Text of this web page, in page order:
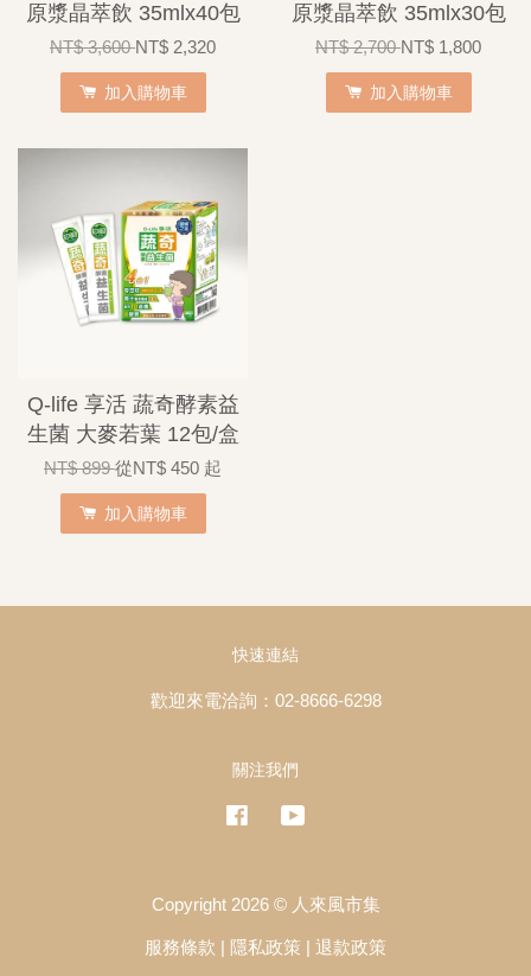
原漿晶萃飲 35mlx40包
NT$ 3,600NT$ 2,320
加入購物車
原漿晶萃飲 35mlx30包
NT$ 2,700NT$ 1,800
加入購物車
Q-life 享活 蔬奇酵素益
生菌 大麥若葉 12包/盒
NT$ 899從NT$ 450 起
加入購物車
快速連結
歡迎來電洽詢：02-8666-6298
關注我們
Facebook
Copyright 2026 © 人來風市集
服務條款 | 隱私政策 | 退款政策